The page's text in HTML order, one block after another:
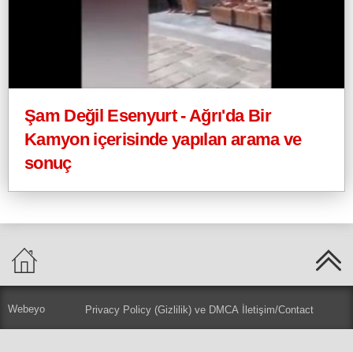
Şam Değil Esenyurt - Ağrı'da Bir
Kamyon içerisinde yapılan arama ve
sonuç
Webeyo Privacy Policy (Gizlilik) ve DMCA İletişim/Contact